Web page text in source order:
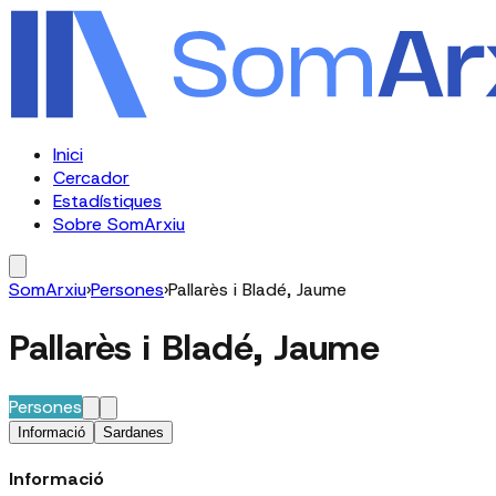
Inici
Cercador
Estadístiques
Sobre SomArxiu
SomArxiu›Persones›Pallarès i Bladé, Jaume
Pallarès i Bladé, Jaume
Persones
Informació Sardanes
Informació